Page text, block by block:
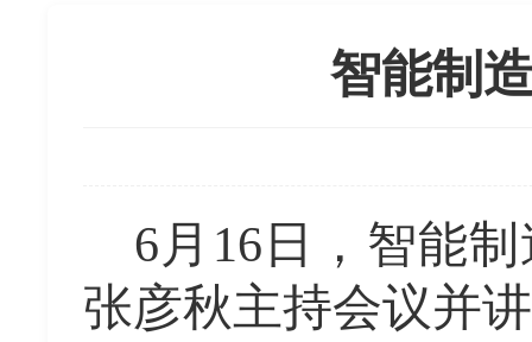
智能制
6月16日，智能
张彦秋主持会议并